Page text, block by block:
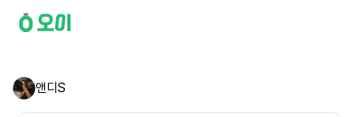
앤디S